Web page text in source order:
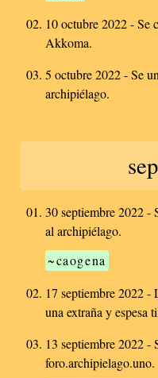
10 octubre 2022 - Se
Akkoma.
5 octubre 2022 - Se
archipiélago.
30 septiembre 2022 -
al archipiélago.
~caogena
17 septiembre 2022 -
una extraña y espesa
13 septiembre 2022 -
foro.archipielago.uno.